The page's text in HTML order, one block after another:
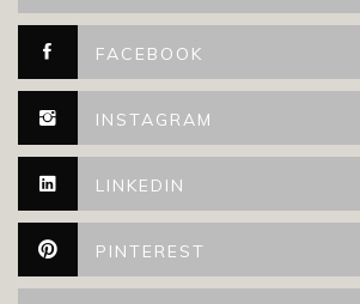
FACEBOOK
INSTAGRAM
LINKEDIN
PINTEREST